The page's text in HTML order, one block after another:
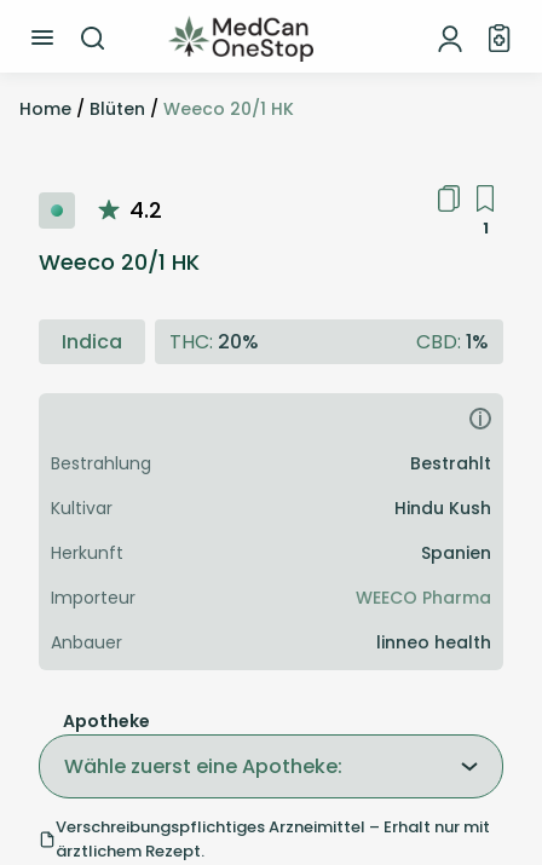
Home / Blüten / Weeco 20/1 HK
4.2
1
Weeco 20/1 HK
Indica THC: 20% CBD: 1%
i
Bestrahlung
Bestrahlt
Kultivar
Hindu Kush
Herkunft
Spanien
Importeur
WEECO Pharma
Anbauer
linneo health
Apotheke
Wähle zuerst eine Apotheke:
Verschreibungspflichtiges Arzneimittel – Erhalt nur mit
ärztlichem Rezept.